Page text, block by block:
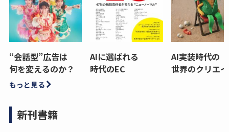
“会話型”広告は
何を変えるのか？
AIに選ばれる
時代のEC
AI実装時代の
世界のクリエ
もっと見る
新刊書籍